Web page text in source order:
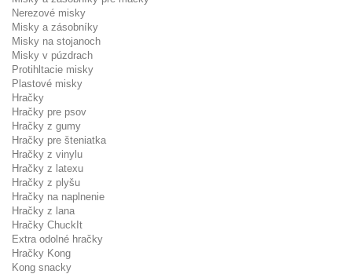
Nerezové misky
Misky a zásobníky
Misky na stojanoch
Misky v púzdrach
Protihltacie misky
Plastové misky
Hračky
Hračky pre psov
Hračky z gumy
Hračky pre šteniatka
Hračky z vinylu
Hračky z latexu
Hračky z plyšu
Hračky na naplnenie
Hračky z lana
Hračky ChuckIt
Extra odolné hračky
Hračky Kong
Kong snacky